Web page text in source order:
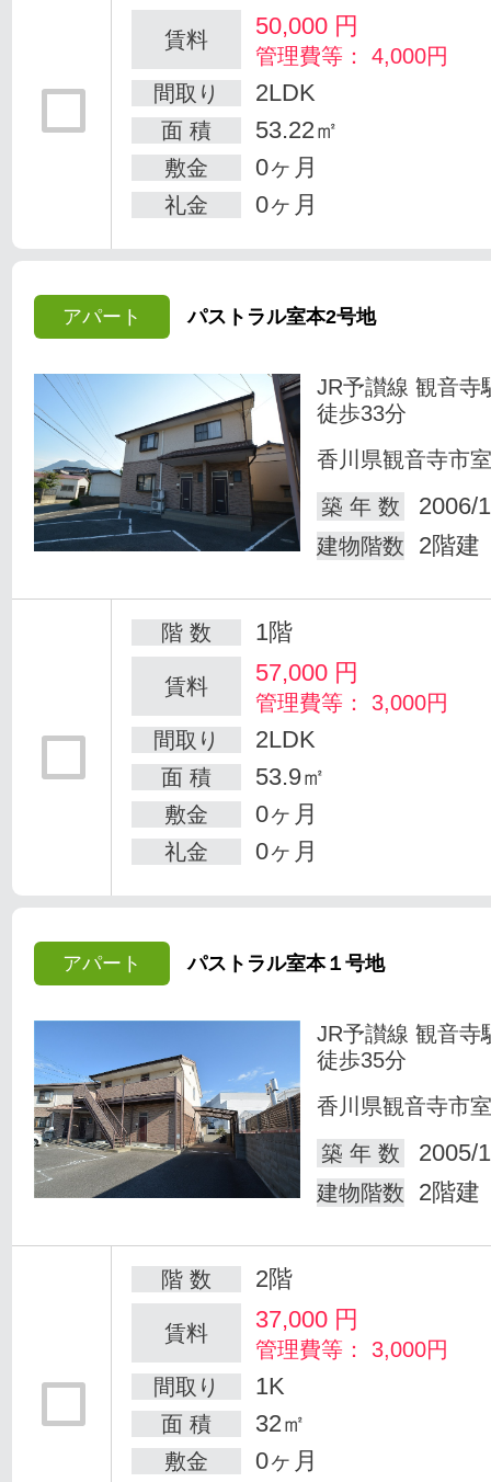
賃料 50,000 円
管理費等： 4,000円
間取り
2LDK
面 積 53.22㎡
敷金 0ヶ月
礼金 0ヶ月
アパート パストラル室本2号地
JR予讃線 観音寺
徒歩33分
香川県観音寺市
築 年 数
2006/
建物階数 2階建
階 数 1階
賃料 57,000 円
管理費等： 3,000円
間取り
2LDK
面 積 53.9㎡
敷金 0ヶ月
礼金 0ヶ月
アパート パストラル室本１号地
JR予讃線 観音寺
徒歩35分
香川県観音寺市
築 年 数
2005/
建物階数 2階建
階 数 2階
賃料 37,000 円
管理費等： 3,000円
間取り
1K
面 積 32㎡
敷金 0ヶ月